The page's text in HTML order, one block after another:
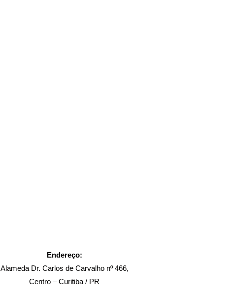
Endereço:
Alameda Dr. Carlos de Carvalho nº 466,
Centro – Curitiba / PR